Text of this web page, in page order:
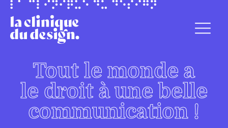
Tout le monde a
le droit à une belle
communication !